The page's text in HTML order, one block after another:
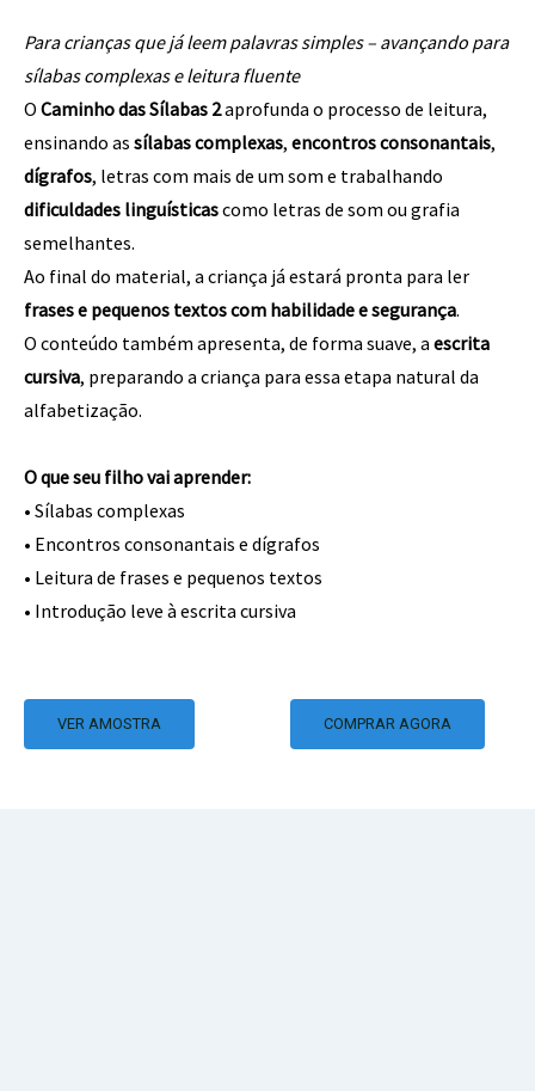
Para crianças que já leem palavras simples – avançando para
sílabas complexas e leitura fluente
O Caminho das Sílabas 2aprofunda o processo de leitura,
ensinando as sílabas complexas, encontros consonantais,
dígrafos, letras com mais de um som e trabalhando
dificuldades linguísticascomo letras de som ou grafia
semelhantes.
Ao final do material, a criança já estará pronta para ler
frases e pequenos textos com habilidade e segurança.
O conteúdo também apresenta, de forma suave, a escrita
cursiva, preparando a criança para essa etapa natural da
alfabetização.
O que seu filho vai aprender:
• Sílabas complexas
• Encontros consonantais e dígrafos
• Leitura de frases e pequenos textos
• Introdução leve à escrita cursiva
VER AMOSTRA COMPRAR AGORA